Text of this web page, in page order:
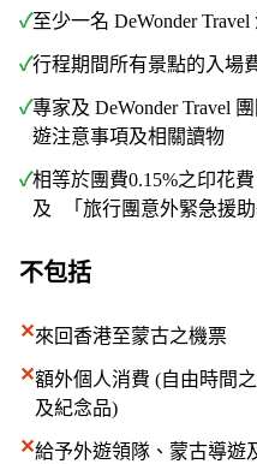
✓至少一名 DeWonder
✓行程期間所有景點的入場
✓專家及 DeWonder Travel
遊注意事項及相關讀物
✓相等於團費0.15%之印花
及 「旅行團意外緊急援
不包括
✕來回香港至蒙古之機票
✕額外個人消費 (自由時間
及紀念品)
✕給予外遊領隊、蒙古導遊